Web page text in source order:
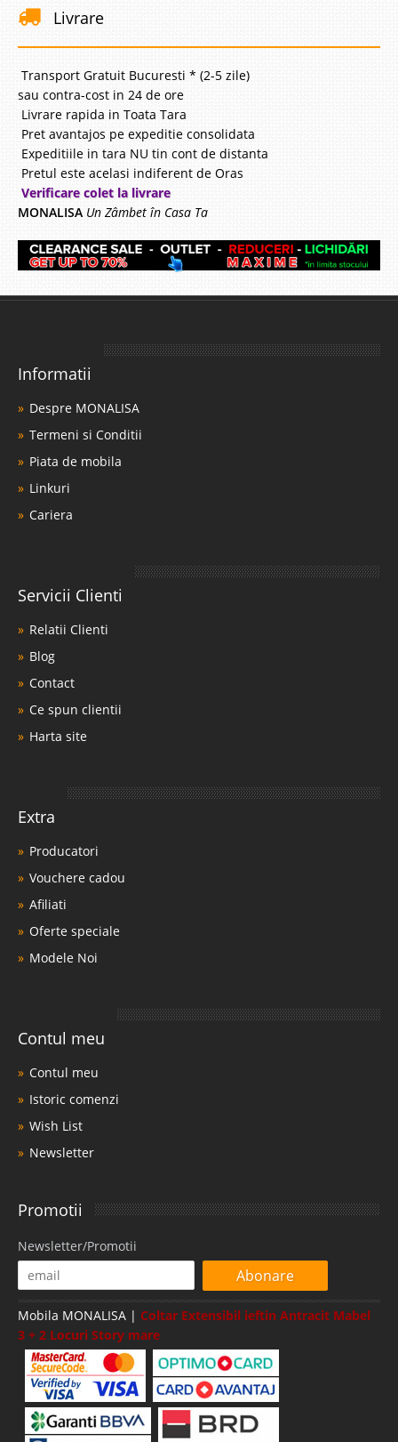
Livrare
Transport Gratuit Bucuresti * (2-5 zile)
sau contra-cost in 24 de ore
Livrare rapida in Toata Tara
Pret avantajos pe expeditie consolidata
Expeditiile in tara NU tin cont de distanta
Pretul este acelasi indiferent de Oras
Verificare colet la livrare
MONALISA Un Zâmbet în Casa Ta
Informatii
Despre MONALISA
Termeni si Conditii
Piata de mobila
Linkuri
Cariera
Servicii Clienti
Relatii Clienti
Blog
Contact
Ce spun clientii
Harta site
Extra
Producatori
Vouchere cadou
Afiliati
Oferte speciale
Modele Noi
Contul meu
Contul meu
Istoric comenzi
Wish List
Newsletter
Promotii
Newsletter/Promotii
Abonare
Mobila MONALISA | Coltar Extensibil ieftin Antracit Mabel
3 + 2 Locuri Story mare